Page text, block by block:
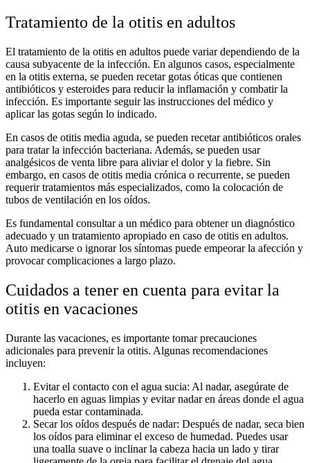
Tratamiento de la otitis en adultos
El tratamiento de la otitis en adultos puede variar dependiendo de la
causa subyacente de la infección. En algunos casos, especialmente
en la otitis externa, se pueden recetar gotas óticas que contienen
antibióticos y esteroides para reducir la inflamación y combatir la
infección. Es importante seguir las instrucciones del médico y
aplicar las gotas según lo indicado.
En casos de otitis media aguda, se pueden recetar antibióticos orales
para tratar la infección bacteriana. Además, se pueden usar
analgésicos de venta libre para aliviar el dolor y la fiebre. Sin
embargo, en casos de otitis media crónica o recurrente, se pueden
requerir tratamientos más especializados, como la colocación de
tubos de ventilación en los oídos.
Es fundamental consultar a un médico para obtener un diagnóstico
adecuado y un tratamiento apropiado en caso de otitis en adultos.
Auto medicarse o ignorar los síntomas puede empeorar la afección y
provocar complicaciones a largo plazo.
Cuidados a tener en cuenta para evitar la
otitis en vacaciones
Durante las vacaciones, es importante tomar precauciones
adicionales para prevenir la otitis. Algunas recomendaciones
incluyen:
Evitar el contacto con el agua sucia: Al nadar, asegúrate de
hacerlo en aguas limpias y evitar nadar en áreas donde el agua
pueda estar contaminada.
Secar los oídos después de nadar: Después de nadar, seca bien
los oídos para eliminar el exceso de humedad. Puedes usar
una toalla suave o inclinar la cabeza hacia un lado y tirar